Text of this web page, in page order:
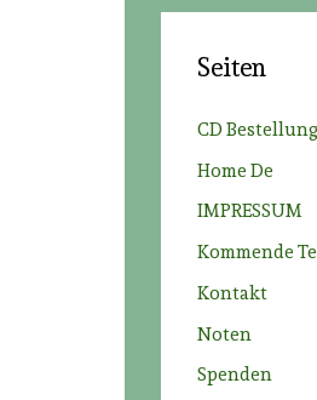
n
h
:
Seiten
CD
Home De
IMPRESSUM
Kommende
Kontakt
Noten
Spenden